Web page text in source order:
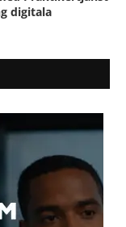
digitala